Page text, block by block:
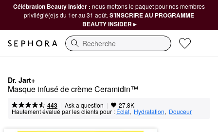
Célébration Beauty Insider : nous mettons le paquet pour nos membres
privilégié(e)s du 1er au 31 août. S’INSCRIRE AU PROGRAMME
BEAUTY INSIDER ▸
Recherche
Dr. Jart+
Masque infusé de crème Ceramidin™
443 | Ask a question | 27.8K
Hautement évalué par les clients pour : Éclat, Hydratation, Douceur